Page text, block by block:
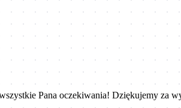
Pana oczekiwania! Dziękujemy za